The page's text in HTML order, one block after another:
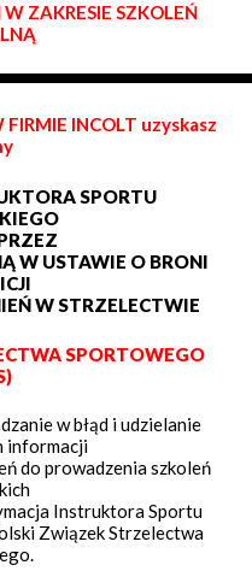
ZAKRESIE SZKOLEŃ
FIRMIE INCOLT uzyskasz
SPORTU
W USTAWIE O BRONI
W STRZELECTWIE
SPORTOWEGO
w błąd i udzielanie
informacji
do prowadzenia szkoleń
Instruktora Sportu
Związek Strzelectwa